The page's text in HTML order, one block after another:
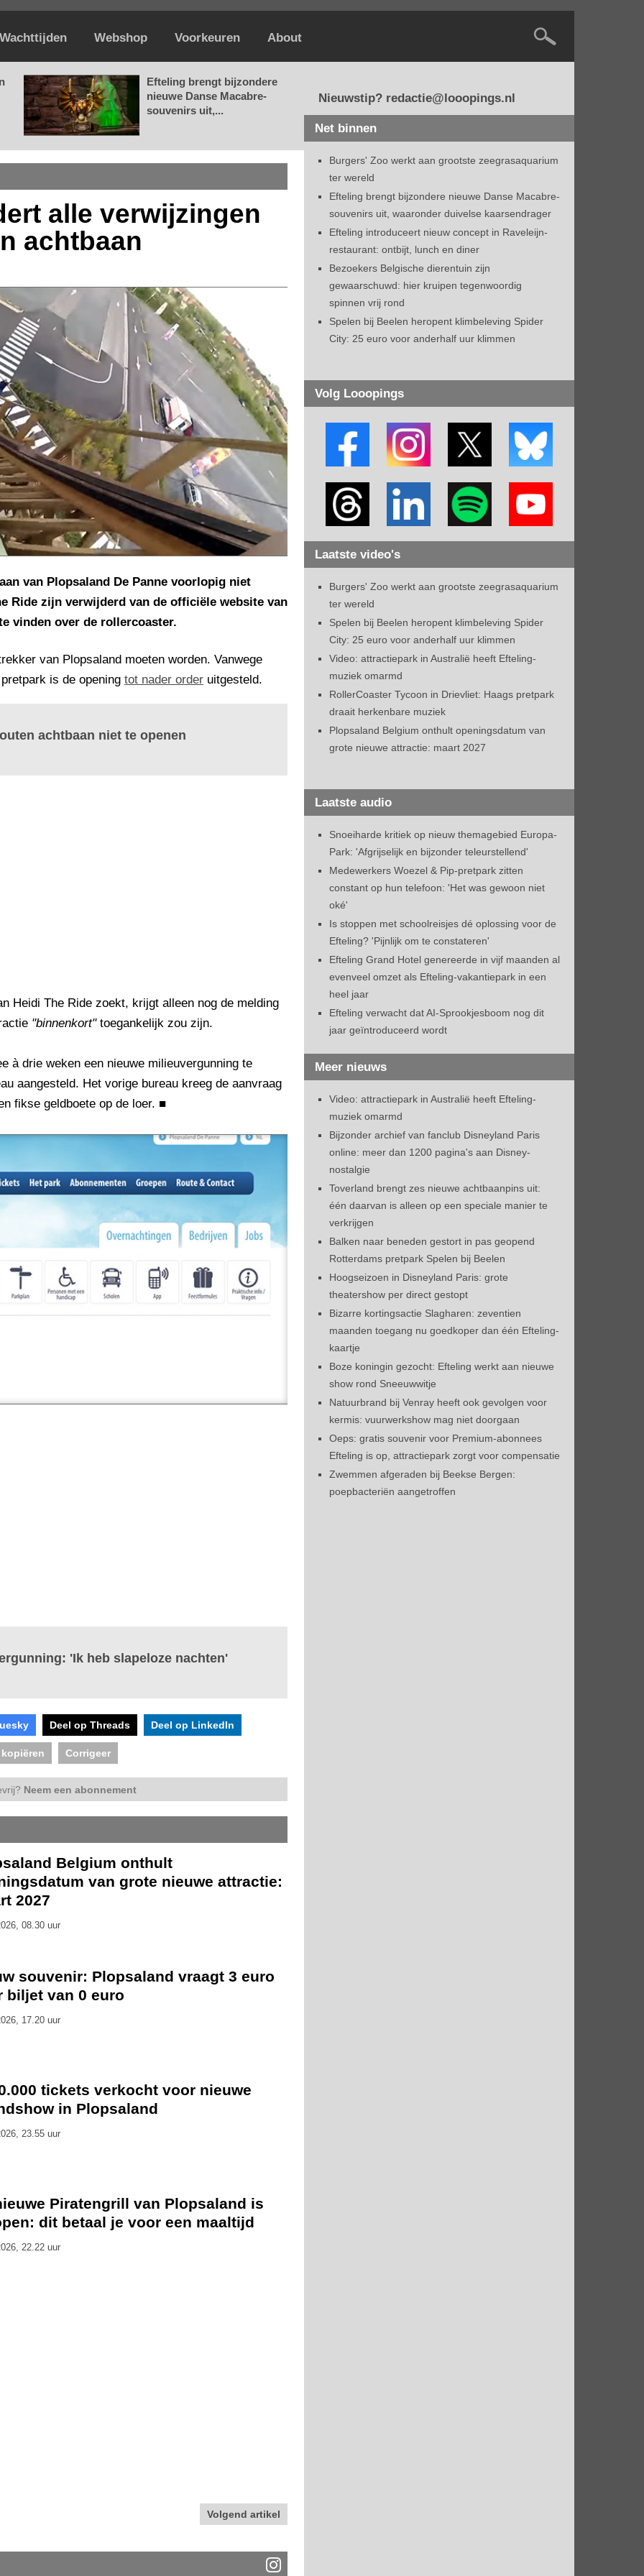
Wachttijden Webshop Voorkeuren About
Efteling brengt bijzondere
nieuwe Danse Macabre-
souvenirs uit,...
alle verwijzingen
achtbaan
van Plopsaland De Panne voorlopig niet
Ride zijn verwijderd van de officiële website van
vinden over de rollercoaster.
van Plopsaland moeten worden. Vanwege
is de opening tot nader order uitgesteld.
achtbaan niet te openen
Heidi The Ride zoekt, krijgt alleen nog de melding
"binnenkort"toegankelijk zou zijn.
à drie weken een nieuwe milieuvergunning te
aangesteld. Het vorige bureau kreeg de aanvraag
fikse geldboete op de loer. ■
'Ik heb slapeloze nachten'
Deel op Threads Deel op LinkedIn
Corrigeer
Neem een abonnement
Belgium onthult
van grote nieuwe attractie:
2027
08.30 uur
souvenir: Plopsaland vraagt 3 euro
biljet van 0 euro
17.20 uur
tickets verkocht voor nieuwe
in Plopsaland
23.55 uur
Piratengrill van Plopsaland is
dit betaal je voor een maaltijd
22.22 uur
Volgend artikel
Nieuwstip? redactie@looopings.nl
Net binnen
Burgers' Zoo werkt aan grootste zeegrasaquarium
ter wereld
Efteling brengt bijzondere nieuwe Danse Macabre-
souvenirs uit, waaronder duivelse kaarsendrager
Efteling introduceert nieuw concept in Raveleijn-
restaurant: ontbijt, lunch en diner
Bezoekers Belgische dierentuin zijn
gewaarschuwd: hier kruipen tegenwoordig
spinnen vrij rond
Spelen bij Beelen heropent klimbeleving Spider
City: 25 euro voor anderhalf uur klimmen
Volg Looopings
Laatste video's
Burgers' Zoo werkt aan grootste zeegrasaquarium
ter wereld
Spelen bij Beelen heropent klimbeleving Spider
City: 25 euro voor anderhalf uur klimmen
Video: attractiepark in Australië heeft Efteling-
muziek omarmd
RollerCoaster Tycoon in Drievliet: Haags pretpark
draait herkenbare muziek
Plopsaland Belgium onthult openingsdatum van
grote nieuwe attractie: maart 2027
Laatste audio
Snoeiharde kritiek op nieuw themagebied Europa-
Park: 'Afgrijselijk en bijzonder teleurstellend'
Medewerkers Woezel & Pip-pretpark zitten
constant op hun telefoon: 'Het was gewoon niet
oké'
Is stoppen met schoolreisjes dé oplossing voor de
Efteling? 'Pijnlijk om te constateren'
Efteling Grand Hotel genereerde in vijf maanden al
evenveel omzet als Efteling-vakantiepark in een
heel jaar
Efteling verwacht dat AI-Sprookjesboom nog dit
jaar geïntroduceerd wordt
Meer nieuws
Video: attractiepark in Australië heeft Efteling-
muziek omarmd
Bijzonder archief van fanclub Disneyland Paris
online: meer dan 1200 pagina's aan Disney-
nostalgie
Toverland brengt zes nieuwe achtbaanpins uit:
één daarvan is alleen op een speciale manier te
verkrijgen
Balken naar beneden gestort in pas geopend
Rotterdams pretpark Spelen bij Beelen
Hoogseizoen in Disneyland Paris: grote
theatershow per direct gestopt
Bizarre kortingsactie Slagharen: zeventien
maanden toegang nu goedkoper dan één Efteling-
kaartje
Boze koningin gezocht: Efteling werkt aan nieuwe
show rond Sneeuwwitje
Natuurbrand bij Venray heeft ook gevolgen voor
kermis: vuurwerkshow mag niet doorgaan
Oeps: gratis souvenir voor Premium-abonnees
Efteling is op, attractiepark zorgt voor compensatie
Zwemmen afgeraden bij Beekse Bergen:
poepbacteriën aangetroffen